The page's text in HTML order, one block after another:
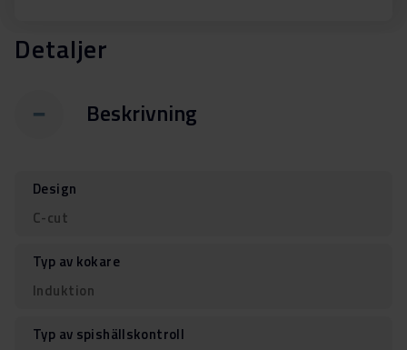
Detaljer
Beskrivning
Design
C-cut
Typ av kokare
Induktion
Typ av spishällskontroll